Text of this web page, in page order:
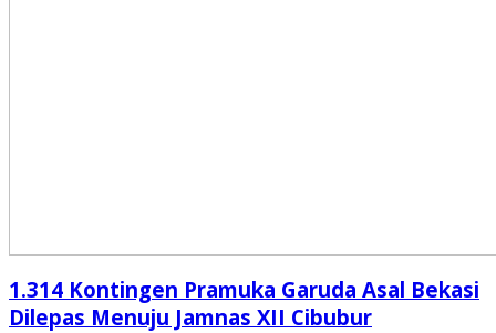
1.314 Kontingen Pramuka Garuda Asal Bekasi
Dilepas Menuju Jamnas XII Cibubur